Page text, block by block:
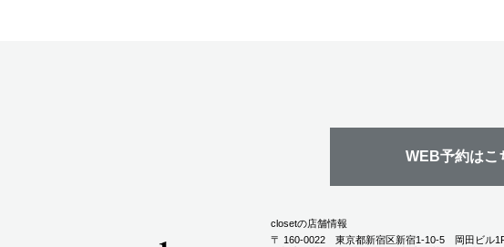
WEB予約はこ
closetの店舗情報
〒 160-0022 東京都新宿区新宿1-10-5 岡田ビル